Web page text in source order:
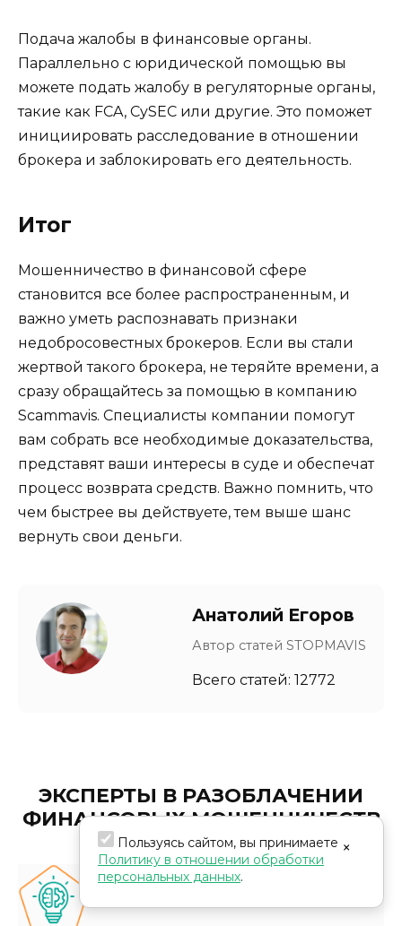
Подача жалобы в финансовые органы.
Параллельно с юридической помощью вы
можете подать жалобу в регуляторные органы,
такие как FCA, CySEC или другие. Это поможет
инициировать расследование в отношении
брокера и заблокировать его деятельность.
Итог
Мошенничество в финансовой сфере
становится все более распространенным, и
важно уметь распознавать признаки
недобросовестных брокеров. Если вы стали
жертвой такого брокера, не теряйте времени, а
сразу обращайтесь за помощью в компанию
Scammavis. Специалисты компании помогут
вам собрать все необходимые доказательства,
представят ваши интересы в суде и обеспечат
процесс возврата средств. Важно помнить, что
чем быстрее вы действуете, тем выше шанс
вернуть свои деньги.
Анатолий Егоров
Автор статей STOPMAVIS
Всего статей: 12772
ЭКСПЕРТЫ В РАЗОБЛАЧЕНИИ
ФИНАНСОВЫХ МОШЕННИЧЕСТВ
×
Пользуясь сайтом, вы принимаете
Политику в отношении обработки
персональных данных.